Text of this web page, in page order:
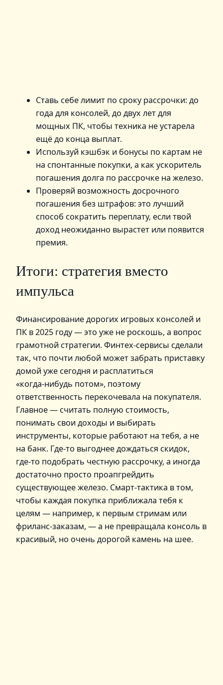
Ставь себе лимит по сроку рассрочки: до
года для консолей, до двух лет для
мощных ПК, чтобы техника не устарела
ещё до конца выплат.
Используй кэшбэк и бонусы по картам не
на спонтанные покупки, а как ускоритель
погашения долга по рассрочке на железо.
Проверяй возможность досрочного
погашения без штрафов: это лучший
способ сократить переплату, если твой
доход неожиданно вырастет или появится
премия.
Итоги: стратегия вместо
импульса
Финансирование дорогих игровых консолей и
ПК в 2025 году — это уже не роскошь, а вопрос
грамотной стратегии. Финтех‑сервисы сделали
так, что почти любой может забрать приставку
домой уже сегодня и расплатиться
«когда‑нибудь потом», поэтому
ответственность перекочевала на покупателя.
Главное — считать полную стоимость,
понимать свои доходы и выбирать
инструменты, которые работают на тебя, а не
на банк. Где‑то выгоднее дождаться скидок,
где‑то подобрать честную рассрочку, а иногда
достаточно просто проапгрейдить
существующее железо. Смарт‑тактика в том,
чтобы каждая покупка приближала тебя к
целям — например, к первым стримам или
фриланс‑заказам, — а не превращала консоль в
красивый, но очень дорогой камень на шее.